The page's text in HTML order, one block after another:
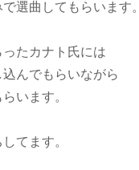
選曲してもらいます。
たカナト氏には
んでもらいながら
います。
てます。